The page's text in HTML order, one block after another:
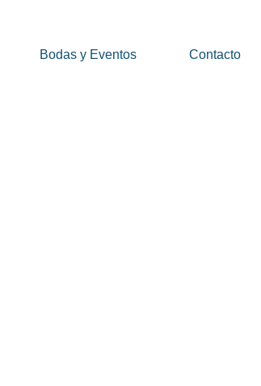
Bodas y Eventos Contacto